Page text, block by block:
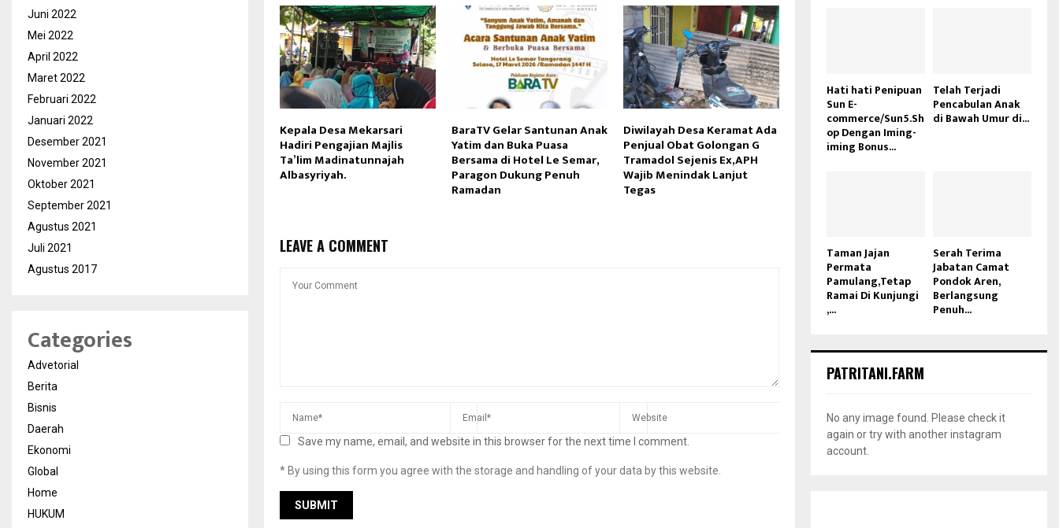
Kepala Desa Mekarsari
Hadiri Pengajian Majlis
Ta’lim Madinatunnajah
Albasyriyah.
BaraTV Gelar Santunan Anak
Yatim dan Buka Puasa
Bersama di Hotel Le Semar,
Paragon Dukung Penuh
Ramadan
Diwilayah Desa Keramat Ada
Penjual Obat Golongan G
Tramadol Sejenis Ex,APH
Wajib Menindak Lanjut
Tegas
LEAVE A COMMENT
Save my name, email, and website in this browser for the next time I comment.
* By using this form you agree with the storage and handling of your data by this website.
Juni 2022
Mei 2022
April 2022
Maret 2022
Februari 2022
Januari 2022
Desember 2021
November 2021
Oktober 2021
September 2021
Agustus 2021
Juli 2021
Agustus 2017
Categories
Advetorial
Berita
Bisnis
Daerah
Ekonomi
Global
Home
HUKUM
Hati hati Penipuan
Sun E-
commerce/Sun5.Sh
op Dengan Iming-
iming Bonus...
Telah Terjadi
Pencabulan Anak
di Bawah Umur di...
Taman Jajan
Permata
Pamulang,Tetap
Ramai Di Kunjungi
,...
Serah Terima
Jabatan Camat
Pondok Aren,
Berlangsung
Penuh...
PATRITANI.FARM
No any image found. Please check it
again or try with another instagram
account.